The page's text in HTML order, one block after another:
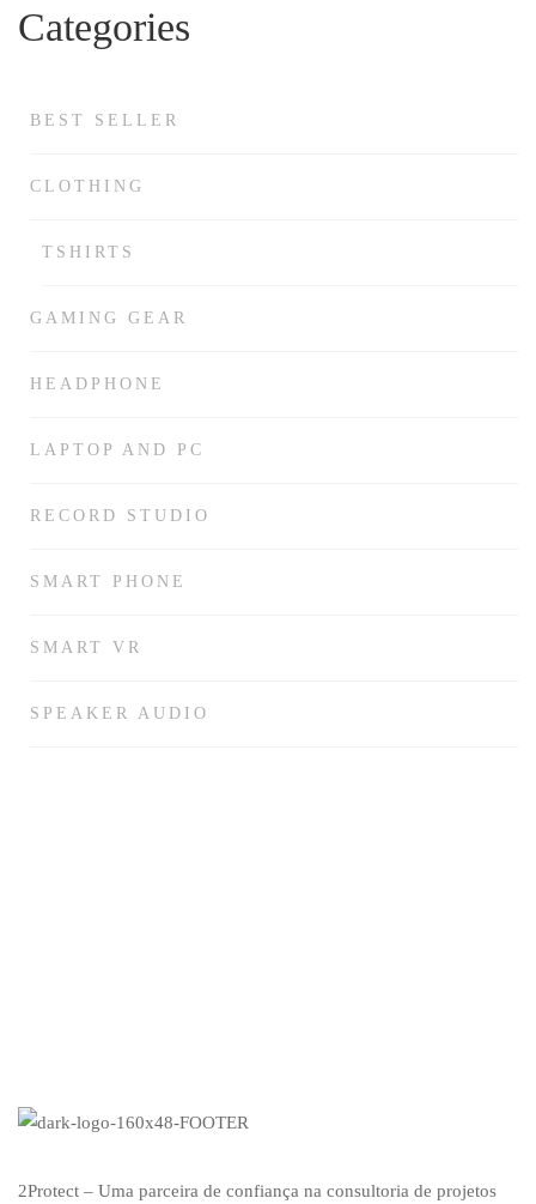
Categories
BEST SELLER
CLOTHING
TSHIRTS
GAMING GEAR
HEADPHONE
LAPTOP AND PC
RECORD STUDIO
SMART PHONE
SMART VR
SPEAKER AUDIO
2Protect – Uma parceira de confiança na consultoria de projetos